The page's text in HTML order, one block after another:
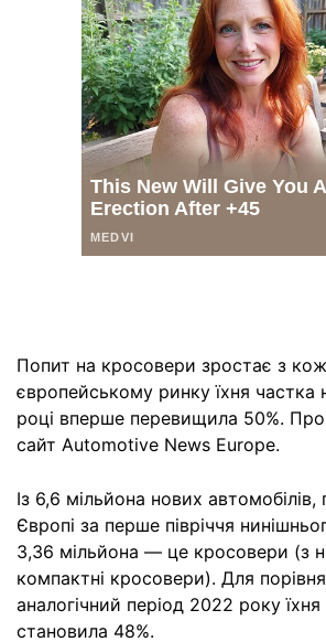
Попит на кросовери зростає з
європейському ринку їхня частка
році вперше перевищила 50%.
сайт Automotive News Europe.
Із 6,6 мільйона нових
Європі за перше півріччя
3,36 мільйона — це кросовери (з
компактні кросовери). Для
аналогічний період 2022 року їхня
становила 48%.